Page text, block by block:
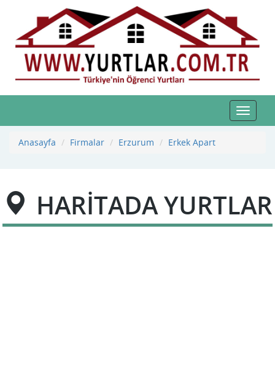
Toggle
Anasayfa
Firmalar Erzurum Erkek Apart
HARİTADA YURTLAR